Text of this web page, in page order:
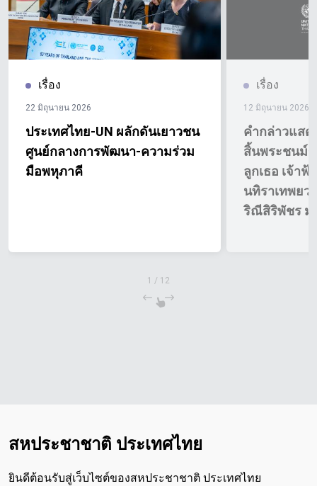
เรื่อง
22 มิถุนายน 2026
ประเทศไทย-UN ผลักดันเยาวชน
ศูนย์กลางการพัฒนา-ความร่วม
มือพหุภาคี
เรื่อง
12 มิถุนายน 2026
คำกล่าวแสด
สิ้นพระชนม์ข
ลูกเธอ เจ้าฟ้
นทิราเทพยว
ริณีสิริพัชร ม
1 / 12
สหประชาชาติ ประเทศไทย
ยินดีต้อนรับสู่เว็บไซต์ของสหประชาชาติ ประเทศไทย